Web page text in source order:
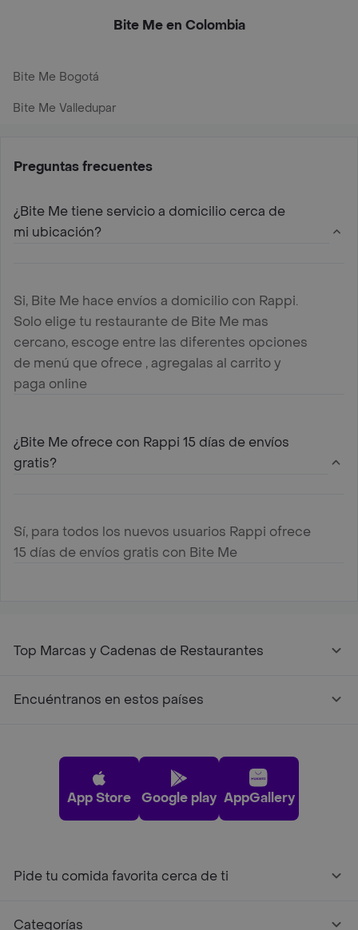
Bite Me en Colombia
Bite Me Bogotá
Bite Me Valledupar
Preguntas frecuentes
¿Bite Me tiene servicio a domicilio cerca de
mi ubicación?
Si, Bite Me hace envíos a domicilio con Rappi.
Solo elige tu restaurante de Bite Me mas
cercano, escoge entre las diferentes opciones
de menú que ofrece , agregalas al carrito y
paga online
¿Bite Me ofrece con Rappi 15 días de envíos
gratis?
Sí, para todos los nuevos usuarios Rappi ofrece
15 días de envíos gratis con Bite Me
Top Marcas y Cadenas de Restaurantes
Encuéntranos en estos países
App Store Google play AppGallery
Pide tu comida favorita cerca de ti
Categorías